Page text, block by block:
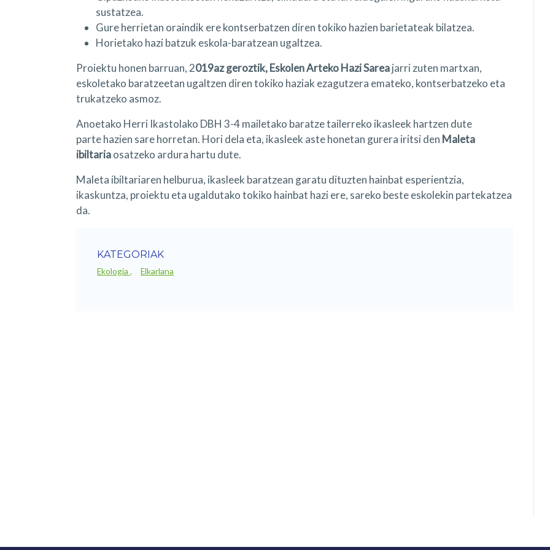
sustatzea.
Gure herrietan oraindik ere kontserbatzen diren tokiko hazien barietateak bilatzea.
Horietako hazi batzuk eskola-baratzean ugaltzea.
Proiektu honen barruan, 2019az geroztik, Eskolen Arteko Hazi Sareajarri zuten martxan,
eskoletako baratzeetan ugaltzen diren tokiko haziak ezagutzera emateko, kontserbatzeko eta
trukatzeko asmoz.
Anoetako Herri Ikastolako DBH 3-4 mailetako baratze tailerreko ikasleek hartzen dute
parte hazien sare horretan. Hori dela eta, ikasleek aste honetan gurera iritsi den Maleta
ibiltariaosatzeko ardura hartu dute.
Maleta ibiltariaren helburua, ikasleek baratzean garatu dituzten hainbat esperientzia,
ikaskuntza, proiektu eta ugaldutako tokiko hainbat hazi ere, sareko beste eskolekin partekatzea
da.
KATEGORIAK
Ekologia Elkarlana